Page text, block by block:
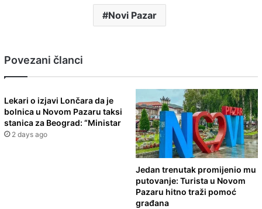
Novi Pazar
Povezani članci
Lekari o izjavi Lončara da je
bolnica u Novom Pazaru taksi
stanica za Beograd: “Ministar
2 days ago
Jedan trenutak promijenio mu
putovanje: Turista u Novom
Pazaru hitno traži pomoć
građana